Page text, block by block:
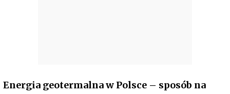
Energia geotermalna w Polsce – sposób na